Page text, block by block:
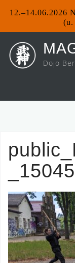
content
Dojo
12.–14.06.2026
(u.